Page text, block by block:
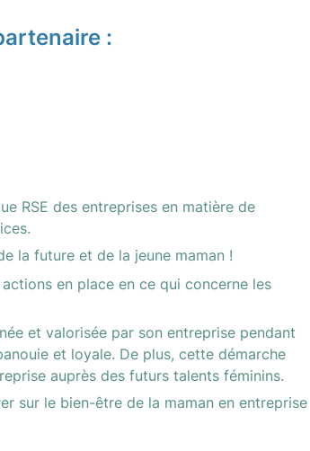
:
RSE des entreprises en matière de
la future et de la jeune maman !
en place en ce qui concerne les
et valorisée par son entreprise pendant
et loyale. De plus, cette démarche
auprès des futurs talents féminins.
sur le bien-être de la maman en entreprise